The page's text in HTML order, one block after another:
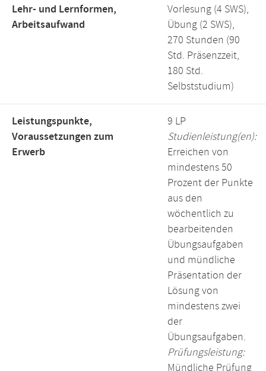
Lehr- und Lernformen,
Arbeitsaufwand
Vorlesung (4 SWS),
Übung (2 SWS),
270 Stunden (90
Std. Präsenzzeit,
180 Std.
Selbststudium)
Leistungspunkte,
Voraussetzungen zum
Erwerb
9 LP
Studienleistung(en):
Erreichen von
mindestens 50
Prozent der Punkte
aus den
wöchentlich zu
bearbeitenden
Übungsaufgaben
und mündliche
Präsentation der
Lösung von
mindestens zwei
der
Übungsaufgaben.
Prüfungsleistung:
Mündliche Prüfung